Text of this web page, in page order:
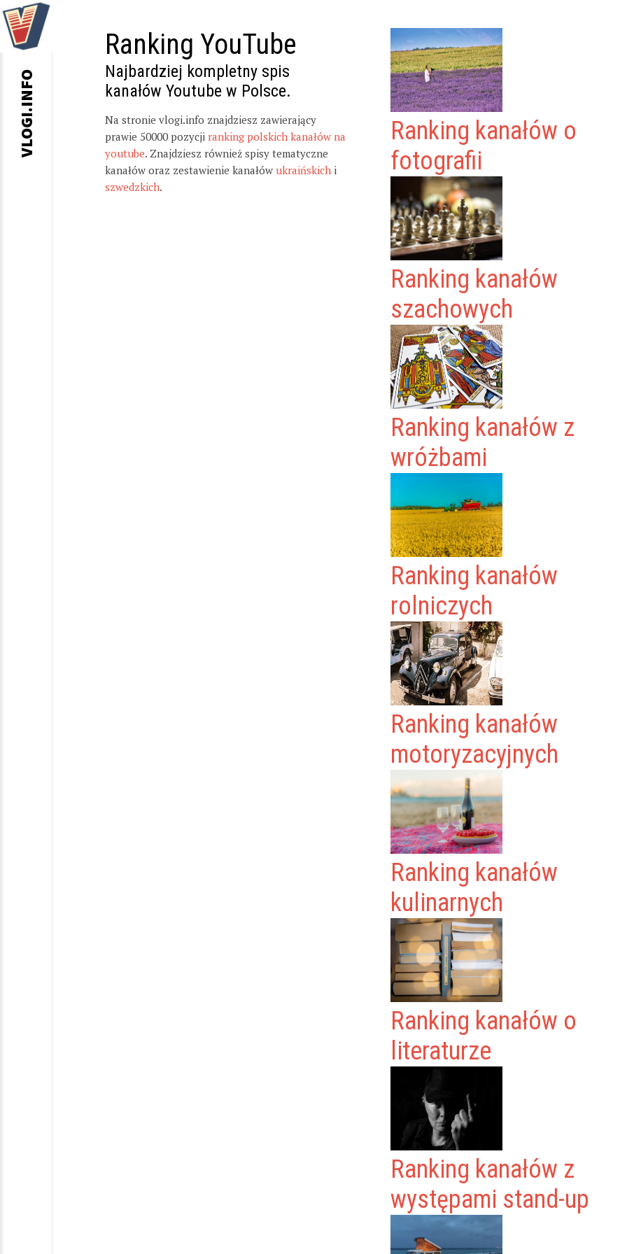
Ranking YouTube
Najbardziej kompletny spis
kanałów Youtube w Polsce.
Na stronie vlogi.info znajdziesz zawierający
prawie 50000 pozycji ranking polskich kanałów na
youtube. Znajdziesz również spisy tematyczne
kanałów oraz zestawienie kanałów ukraińskich i
szwedzkich.
Ranking kanałów o
fotografii
Ranking kanałów
szachowych
Ranking kanałów z
wróżbami
Ranking kanałów
rolniczych
Ranking kanałów
motoryzacyjnych
Ranking kanałów
kulinarnych
Ranking kanałów o
literaturze
Ranking kanałów z
występami stand-up
VLOGI.INFO